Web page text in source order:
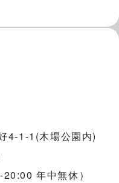
4-1-1(木場公園内)
年中無休）